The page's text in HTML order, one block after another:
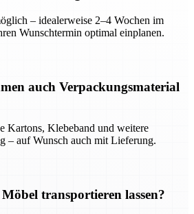
– idealerweise 2–4 Wochen im
Wunschtermin optimal einplanen.
auch Verpackungsmaterial
Kartons, Klebeband und weitere
– auf Wunsch auch mit Lieferung.
transportieren lassen?